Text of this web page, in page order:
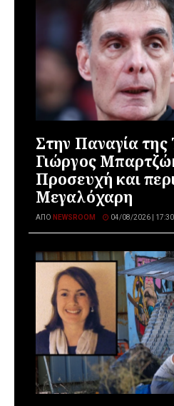
Στην Παναγία της
Γιώργος
Προσευχή και
Μεγαλόχαρη
ΑΠΌ NEWSROOM 04/08/2026 | 17:30